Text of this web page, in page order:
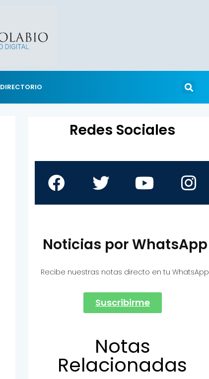
DIRECTORIO
Redes Sociales
Noticias por WhatsApp
Recibe nuestras notas directo en tu WhatsApp
Suscribirme
Notas
Relacionadas